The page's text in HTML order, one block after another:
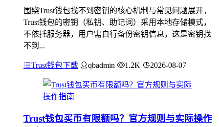
围绕Trust钱包找不到密钥的核心机制与常见问题展开，
Trust钱包的密钥（私钥、助记词）采用本地存储模式，
不依托服务器，用户需自行备份密钥信息，这是密钥找
不到...
Trust钱包下载 qbadmin 1.2K 2026-08-07
Trust钱包买币有限额吗？官方规则与实际操作